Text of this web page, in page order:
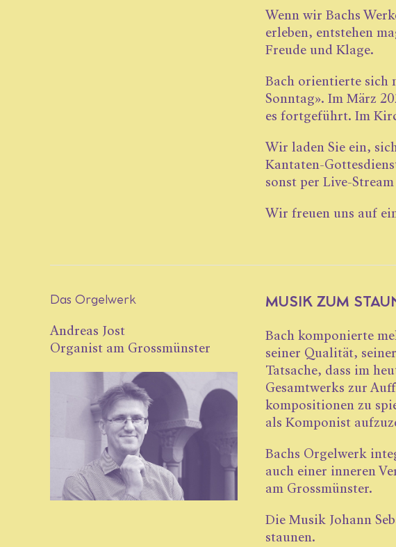
Wenn wir Bachs
erleben, entstehen
Freude und Klage.
Bach orientierte sich
Sonntag». Im März
es fortgeführt. Im
Wir laden Sie ein,
Kantaten-
sonst per Live-Stream
Wir freuen uns auf
Das Orgelwerk
Andreas Jost
Organist am Grossmünster
MUSIK ZUM
Bach komponierte
seiner Qualität,
Tat­sache, dass im
Gesamtwerks zur
kompositionen zu
als Komponist
Bachs Orgelwerk
auch einer inneren
am Grossmünster.
Die Musik Johann
staunen.